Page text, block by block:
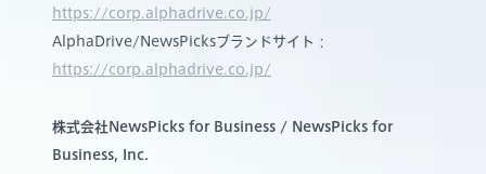
https://corp.alphadrive.co.jp/
AlphaDrive/NewsPicksブランドサイト：
https://corp.alphadrive.co.jp/
株式会社NewsPicks for Business / NewsPicks for
Business, Inc.